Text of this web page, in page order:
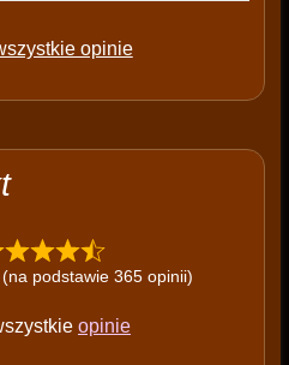
opinie
podstawie 365 opinii)
opinie